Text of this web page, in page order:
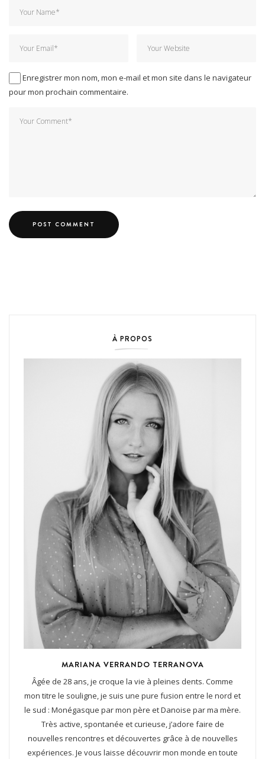
Enregistrer mon nom, mon e-mail et mon site dans le navigateur
pour mon prochain commentaire.
À PROPOS
MARIANA VERRANDO TERRANOVA
Âgée de 28 ans, je croque la vie à pleines dents. Comme
mon titre le souligne, je suis une pure fusion entre le nord et
le sud : Monégasque par mon père et Danoise par ma mère.
Très active, spontanée et curieuse, j’adore faire de
nouvelles rencontres et découvertes grâce à de nouvelles
expériences. Je vous laisse découvrir mon monde en toute